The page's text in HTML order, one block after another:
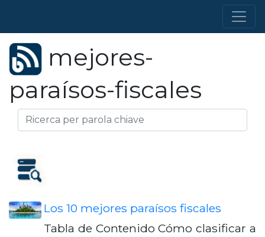
mejores-
paraísos-fiscales
Los 10 mejores paraísos fiscales
Tabla de Contenido Cómo clasificar a